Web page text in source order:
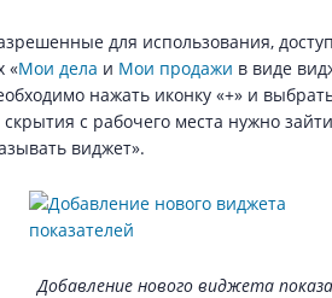
для использования,
«Мои дела и Мои продажи в виде
нажать иконку «+» и
с рабочего места нужно
виджет».
Добавление нового виджета